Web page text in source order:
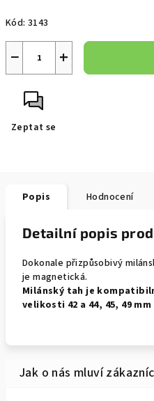
cena:
Kód: 3143
+
−
Zeptat se
Popis Hodnocení
Detailní popis
Dokonale přizpůsobivý
je magnetická.
Milánský tah je
velikosti 42 a 44, 45, 49